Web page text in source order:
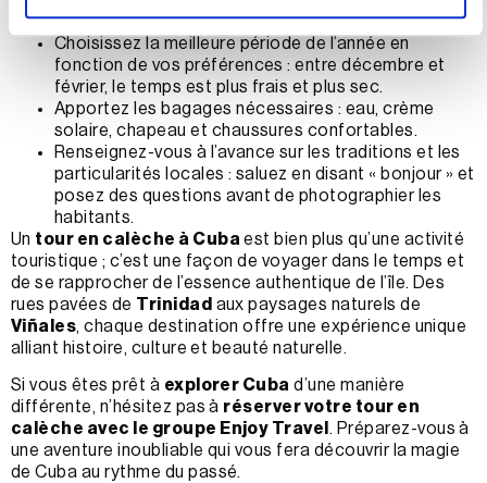
demandées en haute saison (novembre-mars).
Choisissez la meilleure période de l’année en
fonction de vos préférences : entre décembre et
février, le temps est plus frais et plus sec.
Apportez les bagages nécessaires : eau, crème
solaire, chapeau et chaussures confortables.
Renseignez-vous à l’avance sur les traditions et les
particularités locales : saluez en disant « bonjour » et
posez des questions avant de photographier les
habitants.
Un tour en calèche à Cuba est bien plus qu’une activité
touristique ; c’est une façon de voyager dans le temps et
de se rapprocher de l’essence authentique de l’île. Des
rues pavées de Trinidad aux paysages naturels de
Viñales, chaque destination offre une expérience unique
alliant histoire, culture et beauté naturelle.
Si vous êtes prêt à explorer Cuba d’une manière
différente, n’hésitez pas à réserver votre tour en
calèche avec le groupe Enjoy Travel . Préparez-vous à
une aventure inoubliable qui vous fera découvrir la magie
de Cuba au rythme du passé.